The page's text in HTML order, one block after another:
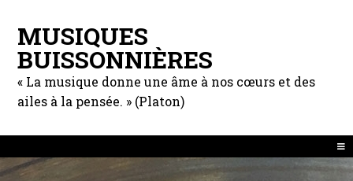
MUSIQUES
BUISSONNIÈRES
« La musique donne une âme à nos cœurs et des
ailes à la pensée. » (Platon)